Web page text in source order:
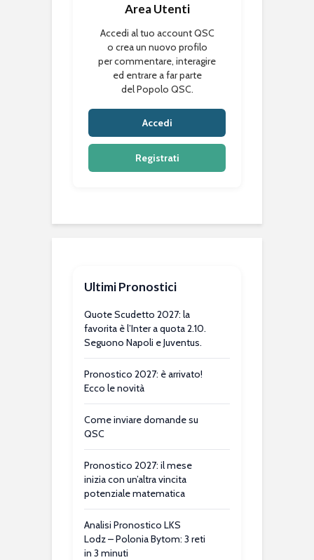
Area Utenti
Accedi al tuo account QSC
o crea un nuovo profilo
per commentare, interagire
ed entrare a far parte
del Popolo QSC.
Accedi
Registrati
Ultimi Pronostici
Quote Scudetto 2027: la
favorita è l’Inter a quota 2.10.
Seguono Napoli e Juventus.
Pronostico 2027: è arrivato!
Ecco le novità
Come inviare domande su
QSC
Pronostico 2027: il mese
inizia con un’altra vincita
potenziale matematica
Analisi Pronostico LKS
Lodz – Polonia Bytom: 3 reti
in 3 minuti